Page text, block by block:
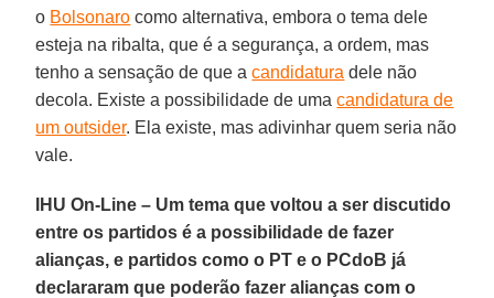
o Bolsonaro como alternativa, embora o tema dele
esteja na ribalta, que é a segurança, a ordem, mas
tenho a sensação de que acandidatura dele não
decola. Existe a possibilidade de umacandidatura de
um outsider. Ela existe, mas adivinhar quem seria não
vale.
IHU On-Line – Um tema que voltou a ser discutido
entre os partidos é a possibilidade de fazer
alianças, e partidos como o PT e o PCdoB já
declararam que poderão fazer alianças com o